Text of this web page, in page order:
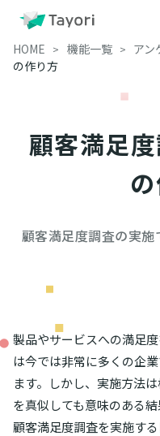
HOME 機能一覧 アン
の作り方
顧客満足
顧客満足度調査の実
製品やサービスへの満足
は今では非常に多くの企
ます。しかし、実施方法
を真似しても意味のある
顧客満足度調査を実施す